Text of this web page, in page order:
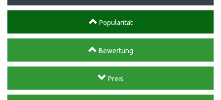
Popularität
Bewertung
Preis